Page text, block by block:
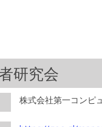
研究会
株式会社第一コンピ